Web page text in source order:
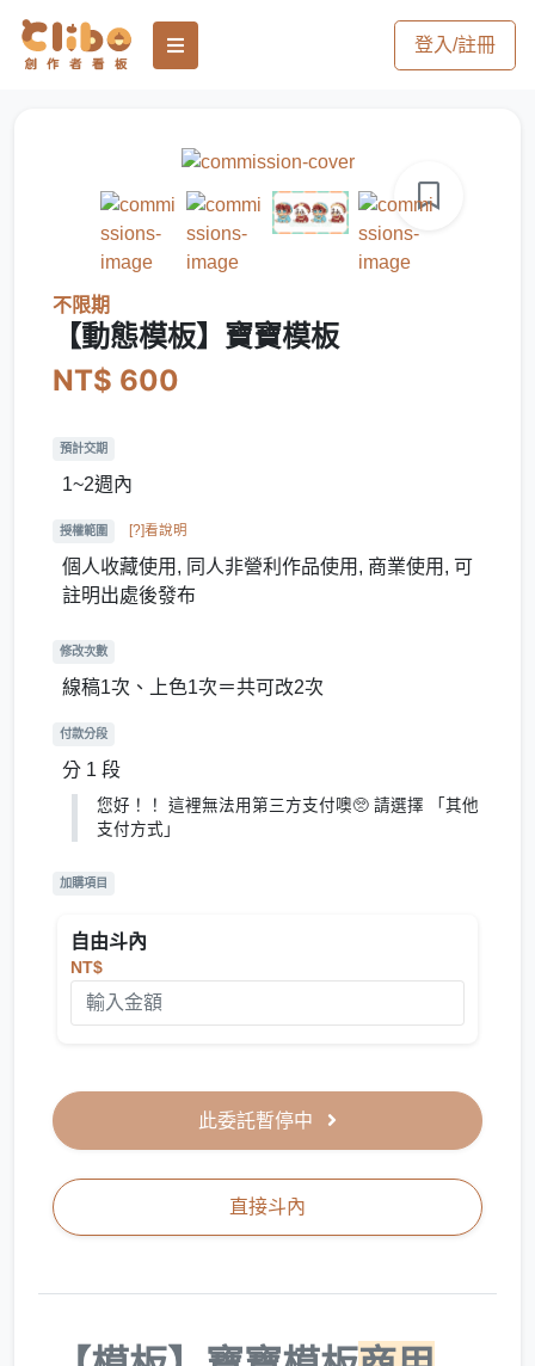
登入/註冊
不限期
【動態模板】寶寶模板
NT$ 600
預計交期
1~2週內
授權範圍 [?]看說明
個人收藏使用, 同人非營利作品使用, 商業使用, 可
註明出處後發布
修改次數
線稿1次、上色1次＝共可改2次
付款分段
分 1 段
您好！！ 這裡無法用第三方支付噢🥺 請選擇 「其他
支付方式」
加購項目
自由斗內
NT$
此委託暫停中
直接斗內